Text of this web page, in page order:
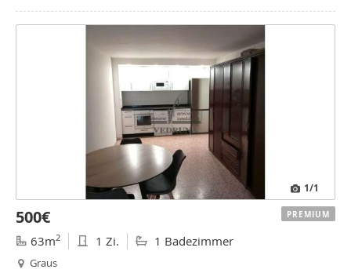
1/1
500€
63m2 1 Zi. 1 Badezimmer
Graus
PREMIUM